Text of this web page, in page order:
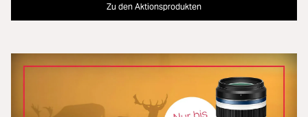
Zu den Aktionsprodukten